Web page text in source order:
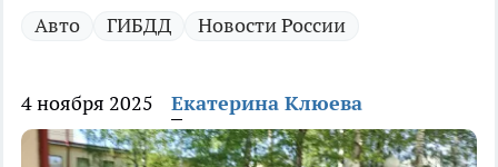
Авто ГИБДД Новости России
4 ноября 2025 Екатерина Клюева